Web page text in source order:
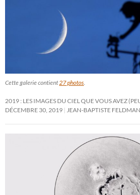
Cette galerie contient 27 photos
2019 : LES IMAGES DU CIEL QUE VOUS AVEZ
DÉCEMBRE 30, 2019
JEAN-BAPTISTE